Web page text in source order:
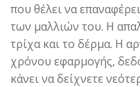
που θέλει να
των μαλλιών του. Η
τρίχα και το δέρμα. Η
χρόνου εφαρμογής,
κάνει να δείχνετε